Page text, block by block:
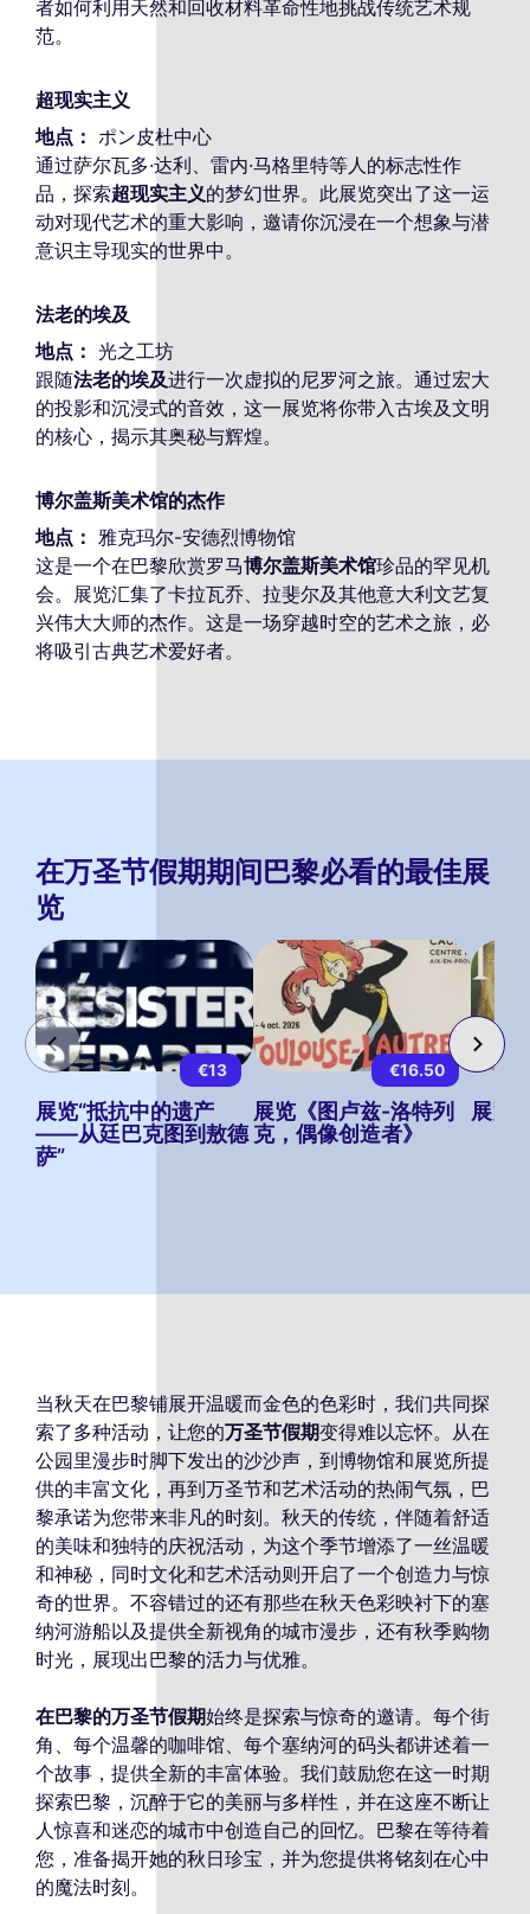
者如何利用天然和回收材料革命性地挑战传统艺术规
范。
超现实主义
地点： ポン皮杜中心
通过萨尔瓦多·达利、雷内·马格里特等人的标志性作
品，探索超现实主义的梦幻世界。此展览突出了这一运
动对现代艺术的重大影响，邀请你沉浸在一个想象与潜
意识主导现实的世界中。
法老的埃及
地点： 光之工坊
跟随法老的埃及进行一次虚拟的尼罗河之旅。通过宏大
的投影和沉浸式的音效，这一展览将你带入古埃及文明
的核心，揭示其奥秘与辉煌。
博尔盖斯美术馆的杰作
地点： 雅克玛尔-安德烈博物馆
这是一个在巴黎欣赏罗马博尔盖斯美术馆珍品的罕见机
会。展览汇集了卡拉瓦乔、拉斐尔及其他意大利文艺复
兴伟大大师的杰作。这是一场穿越时空的艺术之旅，必
将吸引古典艺术爱好者。
在万圣节假期期间巴黎必看的最佳展
览
€13
展览“抵抗中的遗产
——从廷巴克图到敖德
萨”
€16.50
展览《图卢兹-洛特列
克，偶像创造者》
展览
当秋天在巴黎铺展开温暖而金色的色彩时，我们共同探
索了多种活动，让您的万圣节假期变得难以忘怀。从在
公园里漫步时脚下发出的沙沙声，到博物馆和展览所提
供的丰富文化，再到万圣节和艺术活动的热闹气氛，巴
黎承诺为您带来非凡的时刻。秋天的传统，伴随着舒适
的美味和独特的庆祝活动，为这个季节增添了一丝温暖
和神秘，同时文化和艺术活动则开启了一个创造力与惊
奇的世界。不容错过的还有那些在秋天色彩映衬下的塞
纳河游船以及提供全新视角的城市漫步，还有秋季购物
时光，展现出巴黎的活力与优雅。
在巴黎的万圣节假期始终是探索与惊奇的邀请。每个街
角、每个温馨的咖啡馆、每个塞纳河的码头都讲述着一
个故事，提供全新的丰富体验。我们鼓励您在这一时期
探索巴黎，沉醉于它的美丽与多样性，并在这座不断让
人惊喜和迷恋的城市中创造自己的回忆。巴黎在等待着
您，准备揭开她的秋日珍宝，并为您提供将铭刻在心中
的魔法时刻。